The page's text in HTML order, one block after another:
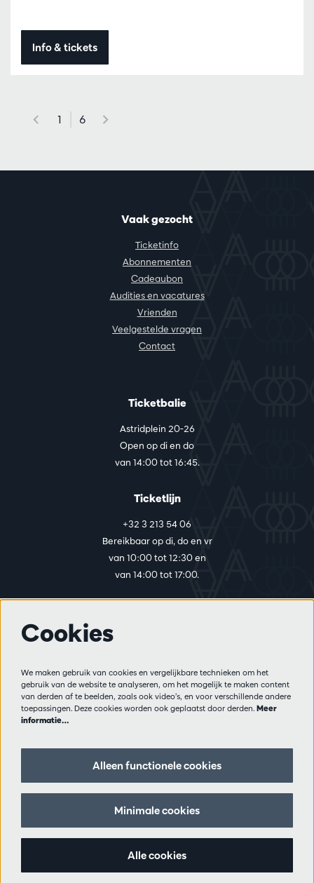
Info & tickets
1 6
Vaak gezocht
Ticketinfo
Abonnementen
Cadeaubon
Audities en vacatures
Vrienden
Veelgestelde vragen
Contact
Ticketbalie
Astridplein 20-26
Open op di en do
van 14:00 tot 16:45.
Ticketlijn
+32 3 213 54 06
Bereikbaar op di, do en vr
van 10:00 tot 12:30 en
van 14:00 tot 17:00.
Privacy
Verkoopsvoorwaarden
Pers
Volg ons
Cookies
We maken gebruik van cookies en vergelijkbare technieken om het
gebruik van de website te analyseren, om het mogelijk te maken content
van derden af te beelden, zoals ook video’s, en voor verschillende andere
toepassingen. Deze cookies worden ook geplaatst door derden. Meer
informatie…
Alleen functionele cookies
Minimale cookies
Alle cookies